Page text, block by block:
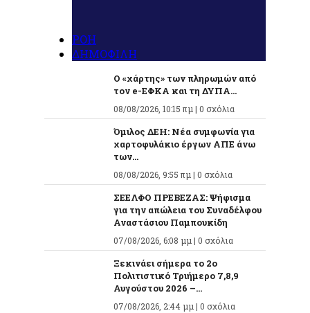
ΡΟΗ
ΔΗΜΟΦΙΛΗ
Ο «χάρτης» των πληρωμών από
τον e-ΕΦΚΑ και τη ΔΥΠΑ...
08/08/2026, 10:15 πμ | 0 σχόλια
Όμιλος ΔΕΗ: Νέα συμφωνία για
χαρτοφυλάκιο έργων ΑΠΕ άνω
των...
08/08/2026, 9:55 πμ | 0 σχόλια
ΣΕΕΛΦΟ ΠΡΕΒΕΖΑΣ: Ψήφισμα
για την απώλεια του Συναδέλφου
Αναστάσιου Παμπουκίδη
07/08/2026, 6:08 μμ | 0 σχόλια
Ξεκινάει σήμερα το 2ο
Πολιτιστικό Τριήμερο 7,8,9
Αυγούστου 2026 –...
07/08/2026, 2:44 μμ | 0 σχόλια